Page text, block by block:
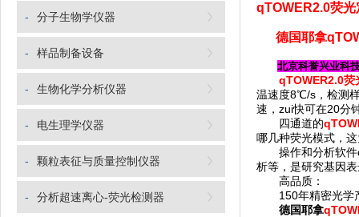
- 分子生物学仪器
- 样品制备设备
- 生物化学分析仪器
- 电生理学仪器
- 颗粒表征与质量控制仪器
- 分析超速离心-荧光检测器
qTOWER2.0荧
德国耶拿
北京科誉兴业科
qTOWER2.0荧
温速度8℃/s，检测
速，zui快可在20分
四通道的
哪几种荧光模式，
操作和分析软件
析等，是研究基因
高品质：
150年精密光学产
德国耶拿